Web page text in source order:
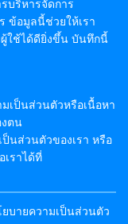
บริหารจัดการ
ข้อมูลนี้ช่วยให้เรา
ใช้ได้ดียิ่งขึ้น บันทึกนี้
เป็นส่วนตัวหรือเนื้อหา
ตน
นส่วนตัวของเรา หรือ
เราได้ที่
บายความเป็นส่วนตัว